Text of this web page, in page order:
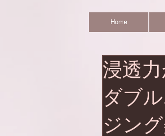
Home
浸透
ダブ
ジン